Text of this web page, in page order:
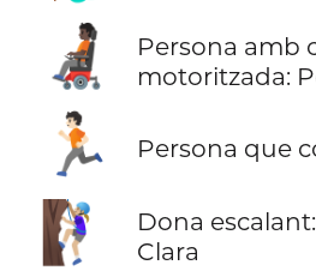
🧑🏿‍🦼
Persona amb
motoritzada:
🏃🏻 Persona que
🧗🏼‍♀️
Dona
Clara